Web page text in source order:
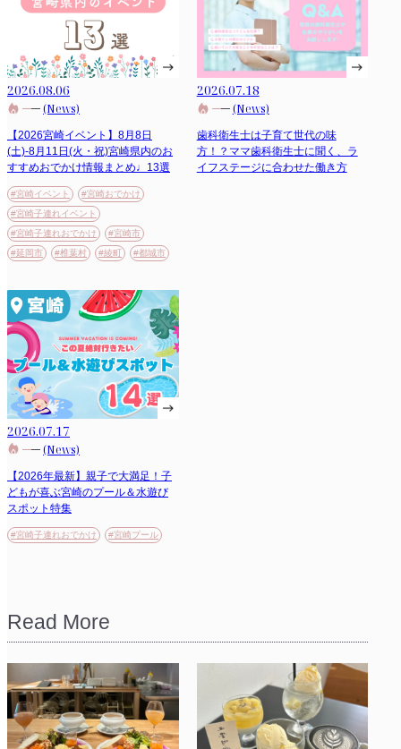
2026.08.06
(News)
【2026宮崎イベント】8月8日
(土)-8月11日(火・祝)宮崎県内のお
すすめおでかけ情報まとめ♩13選
#宮崎イベント
#宮崎おでかけ
#宮崎子連れイベント
#宮崎子連れおでかけ
#宮崎市
#延岡市
#椎葉村 #綾町 #都城市
2026.07.18
(News)
歯科衛生士は子育て世代の味
方！？ママ歯科衛生士に聞く、ラ
イフステージに合わせた働き方
2026.07.17
(News)
【2026年最新】親子で大満足！子
どもが喜ぶ宮崎のプール＆水遊び
スポット特集
#宮崎子連れおでかけ #宮崎プール
Read More